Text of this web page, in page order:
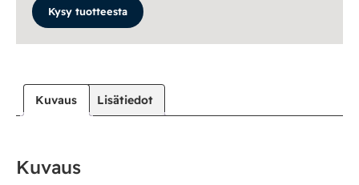
Kysy tuotteesta
Kuvaus Lisätiedot
Kuvaus